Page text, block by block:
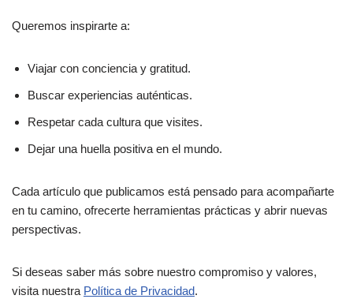
Queremos inspirarte a:
Viajar con conciencia y gratitud.
Buscar experiencias auténticas.
Respetar cada cultura que visites.
Dejar una huella positiva en el mundo.
Cada artículo que publicamos está pensado para acompañarte
en tu camino, ofrecerte herramientas prácticas y abrir nuevas
perspectivas.
Si deseas saber más sobre nuestro compromiso y valores,
visita nuestra Política de Privacidad.